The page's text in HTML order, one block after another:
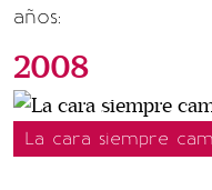
años:
2008
La cara siempre